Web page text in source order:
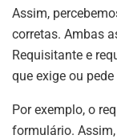
Assim,
corretas. Ambas
Requisitante e
que exige ou pede
Por exemplo, o
formulário.